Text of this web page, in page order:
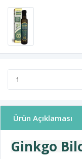
Ürün Açıklaması
Ginkgo